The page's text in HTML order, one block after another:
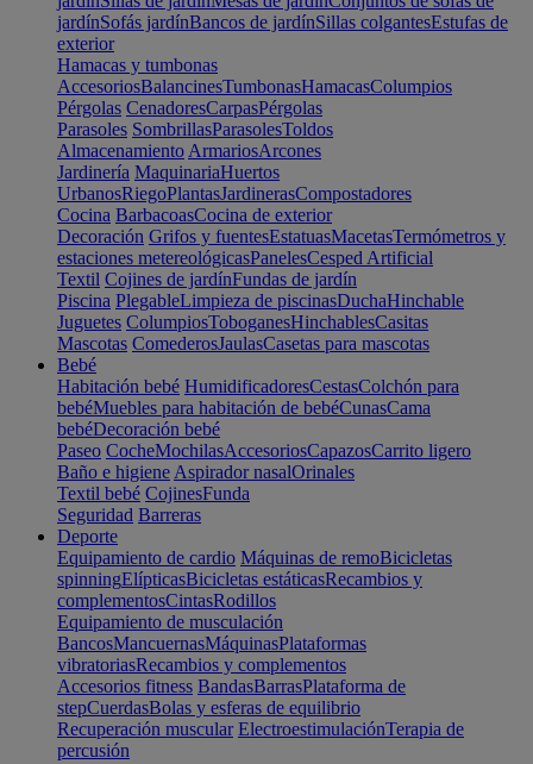
jardínSofás jardínBancos de jardínSillas colgantesEstufas de
exterior
Hamacas y tumbonas
AccesoriosBalancinesTumbonasHamacasColumpios
Pérgolas CenadoresCarpasPérgolas
Parasoles SombrillasParasolesToldos
Almacenamiento ArmariosArcones
Jardinería MaquinariaHuertos
UrbanosRiegoPlantasJardinerasCompostadores
Cocina BarbacoasCocina de exterior
Decoración Grifos y fuentesEstatuasMacetasTermómetros y
estaciones metereológicasPanelesCesped Artificial
Textil Cojines de jardínFundas de jardín
Piscina PlegableLimpieza de piscinasDuchaHinchable
Juguetes ColumpiosToboganesHinchablesCasitas
Mascotas ComederosJaulasCasetas para mascotas
Bebé
Habitación bebé HumidificadoresCestasColchón para
bebéMuebles para habitación de bebéCunasCama
bebéDecoración bebé
Paseo CocheMochilasAccesoriosCapazosCarrito ligero
Baño e higiene Aspirador nasalOrinales
Textil bebé CojinesFunda
Seguridad Barreras
Deporte
Equipamiento de cardio Máquinas de remoBicicletas
spinningElípticasBicicletas estáticasRecambios y
complementosCintasRodillos
Equipamiento de musculación
BancosMancuernasMáquinasPlataformas
vibratoriasRecambios y complementos
Accesorios fitness BandasBarrasPlataforma de
stepCuerdasBolas y esferas de equilibrio
Recuperación muscular ElectroestimulaciónTerapia de
percusión